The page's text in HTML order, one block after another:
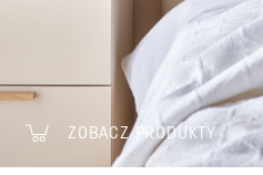
ZOBACZ PRODUKTY